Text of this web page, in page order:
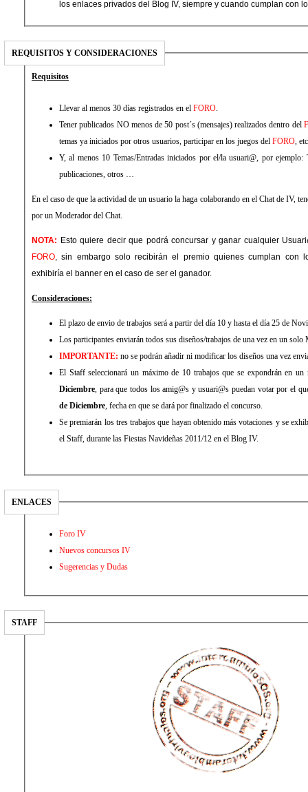
los enlaces privados del Blog IV, siempre y cuando cumplan con
REQUISITOS Y CONSIDERACIONES
Requisitos
Llevar al menos 30 días registrados en el FORO.
Tener publicados NO menos de 50 post´s (mensajes) realizados dentro del
temas ya iniciados por otros usuarios, participar en los juegos del FORO,
Y, al menos 10 Temas/Entradas iniciados por el/la usuari@, por ejemplo:
publicaciones, otros …
En el caso de que la actividad de un usuario la haga colaborando en el Chat de IV,
por un Moderador del Chat.
NOTA: Esto quiere decir que podrá concursar y ganar cualquier
FORO, sin embargo solo recibirán el premio quienes cumplan con
exhibiría el banner en el caso de ser el ganador.
Consideraciones:
El plazo de envio de trabajos será a partir del día 10 y hasta el día 25 de
Los participantes enviarán todos sus diseños/trabajos de una vez en un solo
IMPORTANTE: no se podrán añadir ni modificar los diseños una vez
El Staff seleccionará un máximo de 10 trabajos que se expondrán en
Diciembre, para que todos los amig@s y usuari@s puedan votar por el
de Diciembre, fecha en que se dará por finalizado el concurso.
Se premiarán los tres trabajos que hayan obtenido más votaciones y se
el Staff, durante las Fiestas Navideñas 2011/12 en el Blog IV.
ENLACES
Foro IV
Nuevos concursos IV
Sugerencias y Dudas
STAFF